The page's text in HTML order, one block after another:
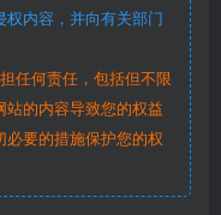
内容，并向有关部门
任何责任，包括但不限
的内容导致您的权益
要的措施保护您的权